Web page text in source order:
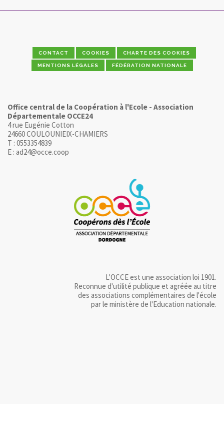
CONTACT COOKIES CHARTE DES COOKIES
MENTIONS LÉGALES FÉDÉRATION NATIONALE
Office central de la Coopération à l'Ecole - Association
Départementale OCCE24
4 rue Eugénie Cotton
24660 COULOUNIEIX-CHAMIERS
T : 0553354839
E : ad24@occe.coop
L'OCCE est une association loi 1901.
Reconnue d'utilité publique et agréée au titre
des associations complémentaires de l'école
par le ministère de l'Education nationale.